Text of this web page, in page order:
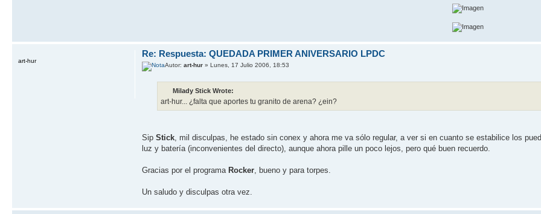
Re: Respuesta: QUEDADA PRIMER ANIVERSARIO LPDC
Autor:art-hur » Lunes, 17 Julio 2006, 18:53
Milady Stick Wrote:
art-hur... ¿falta que aportes tu granito de arena? ¿ein?
SipStick, mil disculpas, he estado sin conex y ahora me va sólo regular, a ver si en cuanto se estabilice los
luz y baterí­a (inconvenientes del directo), aunque ahora pille un poco lejos, pero qué buen recuerdo.
Gracias por el programa Rocker, bueno y para torpes.
Un saludo y disculpas otra vez.
art-hur